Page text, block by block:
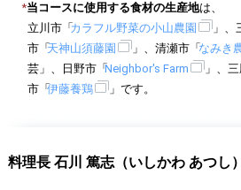
当コースに使用する食材の生産地は、
立川市「カラフル野菜の小山農園
」
市「天神山須藤園 」、清瀬市「なみき
芸」、日野市「Neighbor's Farm 」、
市「伊藤養鶏 」です。
料理長 石川 篤志（いしかわ あつし